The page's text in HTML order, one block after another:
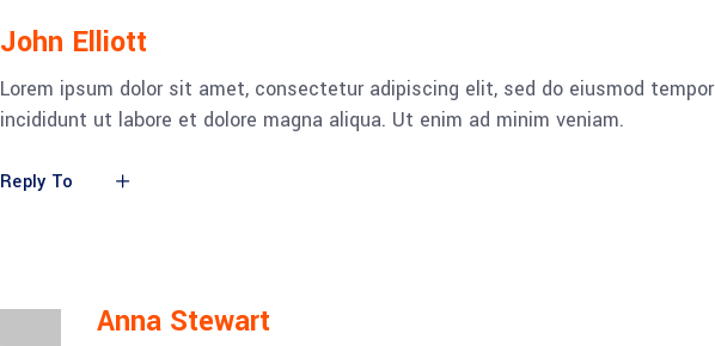
John Elliott
Lorem ipsum dolor sit amet, consectetur adipiscing elit, sed do eiusmod tempor
incididunt ut labore et dolore magna aliqua. Ut enim ad minim veniam.
Reply To
Anna Stewart